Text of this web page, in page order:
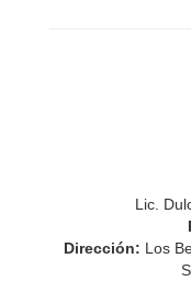
Lic.
Dirección: Los